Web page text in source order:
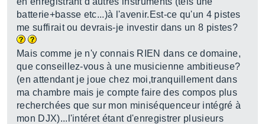
batterie+basse etc...)à l'avenir.Est-ce qu'un 4 pistes
me suffirait ou devrais-je investir dans un 8 pistes?
Mais comme je n'y connais RIEN dans ce domaine,
que conseillez-vous à une musicienne ambitieuse?
(en attendant je joue chez moi,tranquillement dans
ma chambre mais je compte faire des compos plus
recherchées que sur mon miniséquenceur intégré à
mon DJX)...l'intéret étant d'enregistrer plusieurs